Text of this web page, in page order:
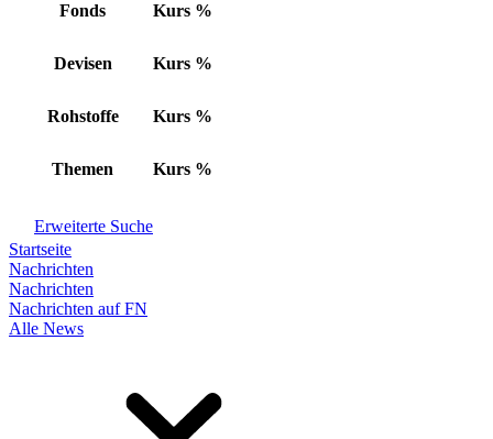
Fonds Kurs %
Devisen Kurs %
Rohstoffe Kurs %
Themen Kurs %
Erweiterte Suche
Startseite
Nachrichten
Nachrichten
Nachrichten auf FN
Alle News